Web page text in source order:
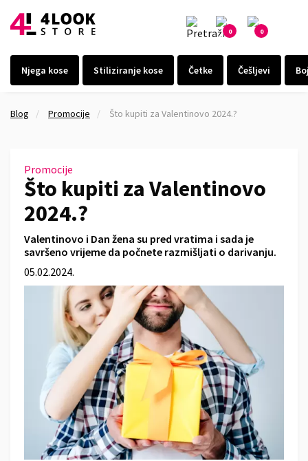
0 0
Njega kose Stiliziranje kose Četke Češljevi
Blog Promocije Što kupiti za Valentinovo 2024.?
Promocije
Što kupiti za Valentinovo
2024.?
Valentinovo i Dan žena su pred vratima i sada je
savršeno vrijeme da počnete razmišljati o darivanju.
05.02.2024.